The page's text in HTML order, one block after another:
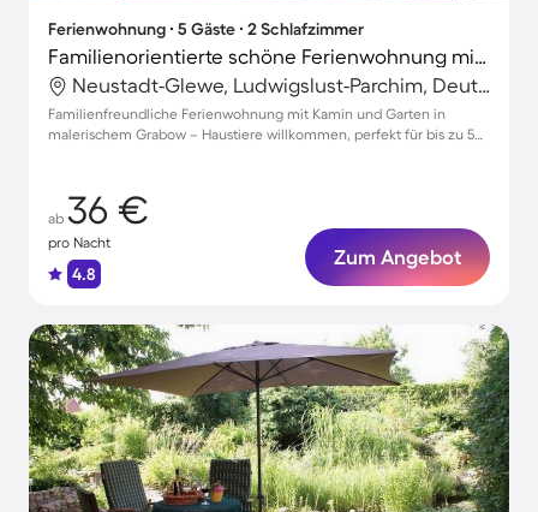
Ferienwohnung ∙ 5 Gäste ∙ 2 Schlafzimmer
Familienorientierte schöne Ferienwohnung mit Garten | Haustiere sind willkommen
Neustadt-Glewe, Ludwigslust-Parchim, Deutschland
Familienfreundliche Ferienwohnung mit Kamin und Garten in
malerischem Grabow – Haustiere willkommen, perfekt für bis zu 5
ab 36 €
pro Nacht
4.8
Zum Angebot